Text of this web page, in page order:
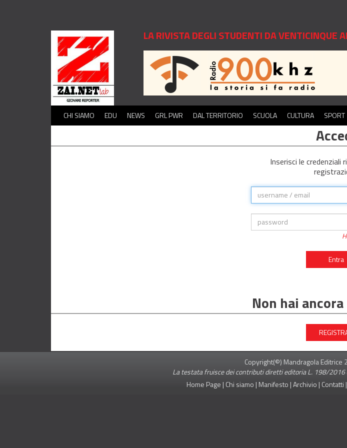
LA RIVISTA DEGLI STUDENTI DA VENTICINQUE
CHI SIAMO EDU NEWS GRL PWR DAL TERRITORIO SCUOLA CULTURA SPORT
Inserisci le credenziali
Entra
Non hai
Copyright(©) Mandragola Editrice
La testata fruisce dei contributi diretti editoria L. 198/
Home Page | Chi siamo | Manifesto |Archivio | Contatti |